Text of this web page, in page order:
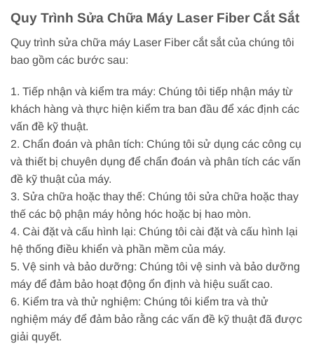
Quy Trình Sửa Chữa Máy Laser Fiber Cắt Sắt
Quy trình sửa chữa máy Laser Fiber cắt sắt của chúng tôi
bao gồm các bước sau:
1. Tiếp nhận và kiểm tra máy: Chúng tôi tiếp nhận máy từ
khách hàng và thực hiện kiểm tra ban đầu để xác định các
vấn đề kỹ thuật.
2. Chẩn đoán và phân tích: Chúng tôi sử dụng các công cụ
và thiết bị chuyên dụng để chẩn đoán và phân tích các vấn
đề kỹ thuật của máy.
3. Sửa chữa hoặc thay thế: Chúng tôi sửa chữa hoặc thay
thế các bộ phận máy hỏng hóc hoặc bị hao mòn.
4. Cài đặt và cấu hình lại: Chúng tôi cài đặt và cấu hình lại
hệ thống điều khiển và phần mềm của máy.
5. Vệ sinh và bảo dưỡng: Chúng tôi vệ sinh và bảo dưỡng
máy để đảm bảo hoạt động ổn định và hiệu suất cao.
6. Kiểm tra và thử nghiệm: Chúng tôi kiểm tra và thử
nghiệm máy để đảm bảo rằng các vấn đề kỹ thuật đã được
giải quyết.